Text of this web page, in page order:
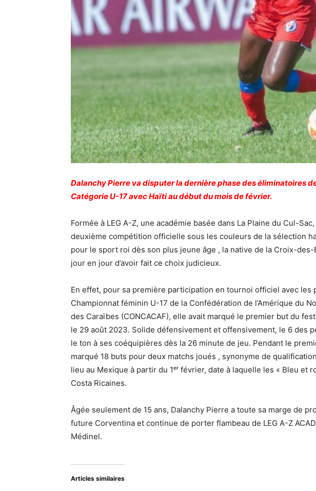
Dalanchy Pierre va disputer la dernière phase des éliminatoires
Catégorie U-17 avec Haïti au début du mois de février.
Formée à LEG A-Z, une académie basée dans La Plaine du Cul-
deuxième compétition officielle sous les couleurs de la sélection
pour le sport roi dès son plus jeune âge , la native de la Croix-
jour en jour d’avoir fait ce choix judicieux.
En effet, pour sa première participation en tournoi officiel avec les
Championnat féminin U-17 de la Confédération de l’Amérique du
des Caraïbes (CONCACAF), elle avait marqué le premier but du
le 29 août 2023. Solide défensivement et offensivement, le 6 des
le ton à ses coéquipières dès la 26 minute de jeu. Pendant le
marqué 18 buts pour deux matchs joués , synonyme de
lieu au Mexique à partir du 1ᵉʳ février, date à laquelle les « Bleu et
Costa Ricaines.
Âgée seulement de 15 ans, Dalanchy Pierre a toute sa marge de
future Corventina et continue de porter flambeau de LEG A-Z
Médinel.
Articles similaires